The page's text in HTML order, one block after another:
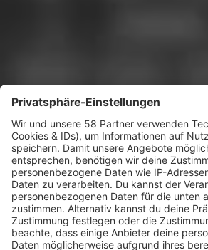
Ihr kennt und feiert sie alle – unsere
Die Top 5 Old School Hip
Ihr klärt euch die besten Artists, die
fehlen sollten – jetzt für euch die
die euch so richtig gute Laune
mehr lesen